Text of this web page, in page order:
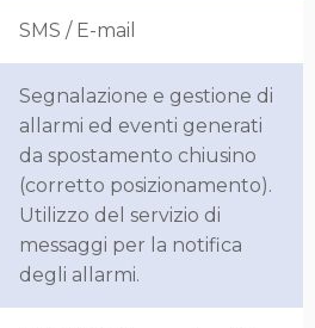
SMS / E-mail
Segnalazione e gestione di
allarmi ed eventi generati
da spostamento chiusino
(corretto posizionamento).
Utilizzo del servizio di
messaggi per la notifica
degli allarmi.